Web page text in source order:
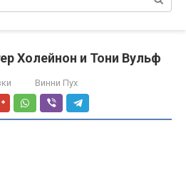
Холейнон и Тони Вульф
Винни Пух